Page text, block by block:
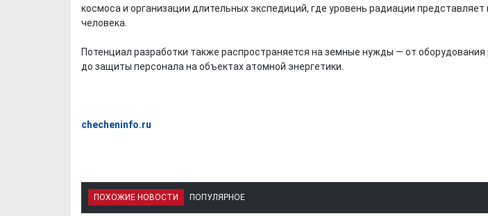
космоса и организации длительных экспедиций, где уровень радиации представляет
человека.
Потенциал разработки также распространяется на земные нужды — от оборудования
до защиты персонала на объектах атомной энергетики.
checheninfo.ru
ПОХОЖИЕ НОВОСТИ ПОПУЛЯРНОЕ